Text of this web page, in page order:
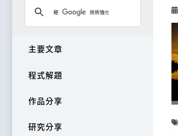
主要文章
程式解題
作品分享
研究分享